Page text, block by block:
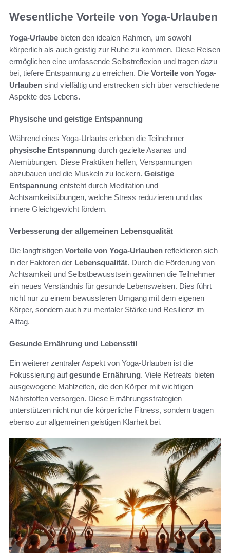
Wesentliche Vorteile von Yoga-Urlauben
Yoga-Urlaube bieten den idealen Rahmen, um sowohl
körperlich als auch geistig zur Ruhe zu kommen. Diese Reisen
ermöglichen eine umfassende Selbstreflexion und tragen dazu
bei, tiefere Entspannung zu erreichen. Die Vorteile von Yoga-
Urlauben sind vielfältig und erstrecken sich über verschiedene
Aspekte des Lebens.
Physische und geistige Entspannung
Während eines Yoga-Urlaubs erleben die Teilnehmer
physische Entspannung durch gezielte Asanas und
Atemübungen. Diese Praktiken helfen, Verspannungen
abzubauen und die Muskeln zu lockern. Geistige
Entspannung entsteht durch Meditation und
Achtsamkeitsübungen, welche Stress reduzieren und das
innere Gleichgewicht fördern.
Verbesserung der allgemeinen Lebensqualität
Die langfristigen Vorteile von Yoga-Urlauben reflektieren sich
in der Faktoren der Lebensqualität. Durch die Förderung von
Achtsamkeit und Selbstbewusstsein gewinnen die Teilnehmer
ein neues Verständnis für gesunde Lebensweisen. Dies führt
nicht nur zu einem bewussteren Umgang mit dem eigenen
Körper, sondern auch zu mentaler Stärke und Resilienz im
Alltag.
Gesunde Ernährung und Lebensstil
Ein weiterer zentraler Aspekt von Yoga-Urlauben ist die
Fokussierung aufgesunde Ernährung. Viele Retreats bieten
ausgewogene Mahlzeiten, die den Körper mit wichtigen
Nährstoffen versorgen. Diese Ernährungsstrategien
unterstützen nicht nur die körperliche Fitness, sondern tragen
ebenso zur allgemeinen geistigen Klarheit bei.